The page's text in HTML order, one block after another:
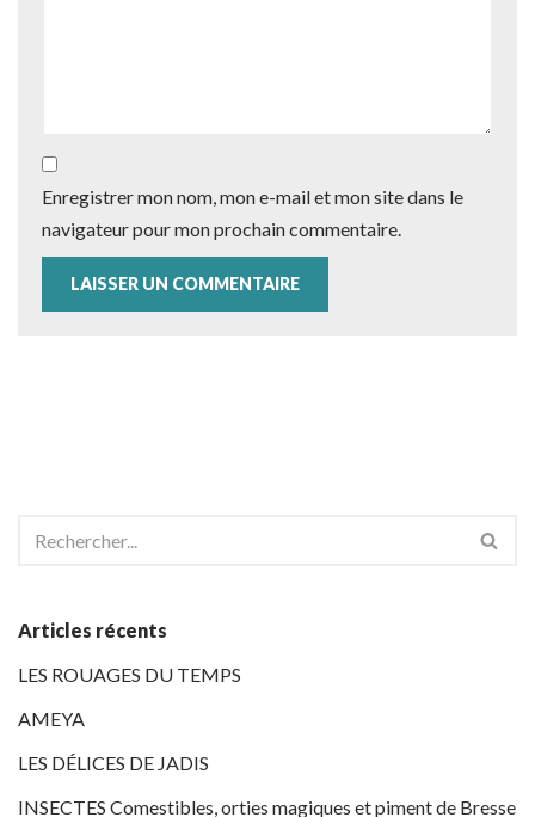
Enregistrer mon nom, mon e-mail et mon site dans le
navigateur pour mon prochain commentaire.
Articles récents
LES ROUAGES DU TEMPS
AMEYA
LES DÉLICES DE JADIS
INSECTES Comestibles, orties magiques et piment de Bresse